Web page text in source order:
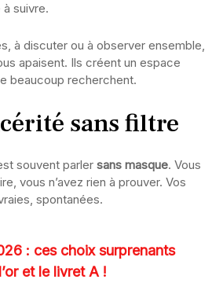
suivre.
à discuter ou à observer ensemble,
apaisent. Ils créent un espace
beaucoup recherchent.
sans filtre
souvent parler sans masque. Vous
vous n’avez rien à prouver. Vos
spontanées.
: ces choix surprenants
et le livret A !